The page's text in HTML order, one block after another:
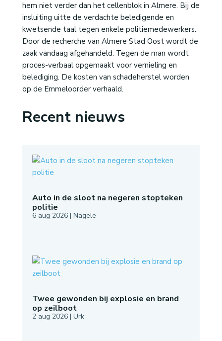
hem niet verder dan het cellenblok in Almere. Bij de
insluiting uitte de verdachte beledigende en
kwetsende taal tegen enkele politiemedewerkers.
Door de recherche van Almere Stad Oost wordt de
zaak vandaag afgehandeld. Tegen de man wordt
proces-verbaal opgemaakt voor vernieling en
belediging. De kosten van schadeherstel worden
op de Emmeloorder verhaald.
Recent nieuws
Auto in de sloot na negeren stopteken
politie
6 aug 2026| Nagele
Twee gewonden bij explosie en brand
op zeilboot
2 aug 2026| Urk